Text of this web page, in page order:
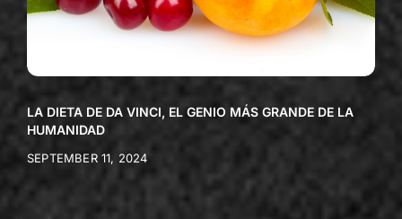
LA DIETA DE DA VINCI, EL GENIO MÁS GRANDE DE LA
HUMANIDAD
SEPTEMBER 11, 2024